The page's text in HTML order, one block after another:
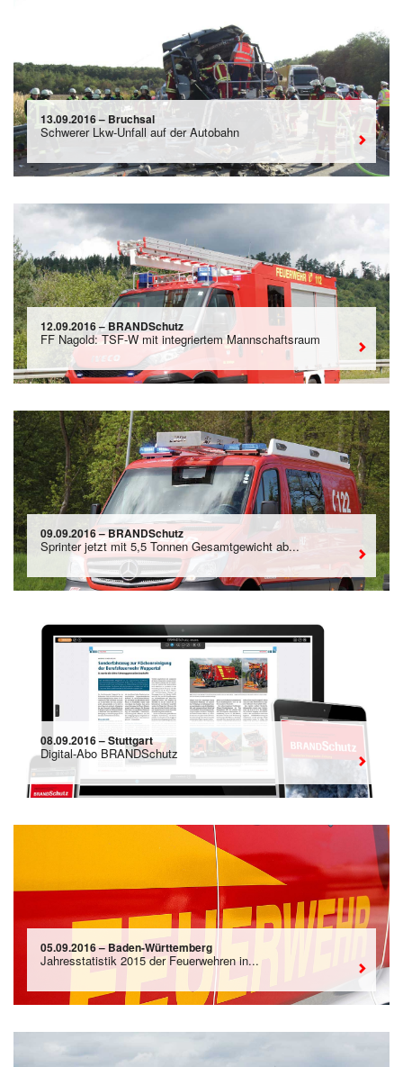
13.09.2016 – Bruchsal
Schwerer Lkw-Unfall auf der Autobahn
12.09.2016 – BRANDSchutz
FF Nagold: TSF-W mit integriertem Mannschaftsraum
09.09.2016 – BRANDSchutz
Sprinter jetzt mit 5,5 Tonnen Gesamtgewicht ab...
08.09.2016 – Stuttgart
Digital-Abo BRANDSchutz
05.09.2016 – Baden-Württemberg
Jahresstatistik 2015 der Feuerwehren in...